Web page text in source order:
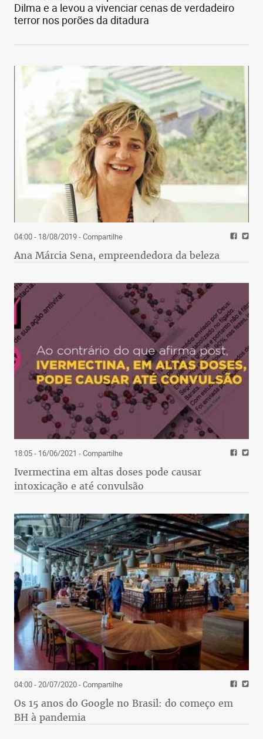
Dilma e a levou a vivenciar cenas de verdadeiro
terror nos porões da ditadura
04:00 - 18/08/2019- Compartilhe
Ana Márcia Sena, empreendedora da beleza
18:05 - 16/06/2021 - Compartilhe
Ivermectina em altas doses pode causar
intoxicação e até convulsão
04:00 - 20/07/2020- Compartilhe
Os 15 anos do Google no Brasil: do começo em
BH à pandemia